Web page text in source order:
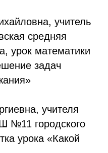
учитель
средняя
урок математики
задач
учителя
№11 городского
урока «Какой